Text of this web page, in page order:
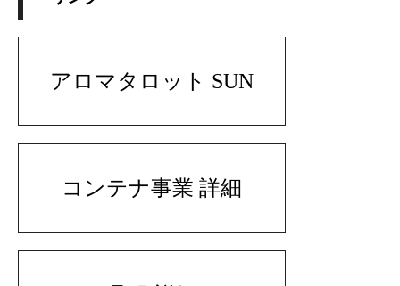
アロマタロット SUN
コンテナ事業 詳細